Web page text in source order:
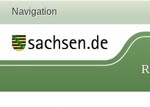
Navigation